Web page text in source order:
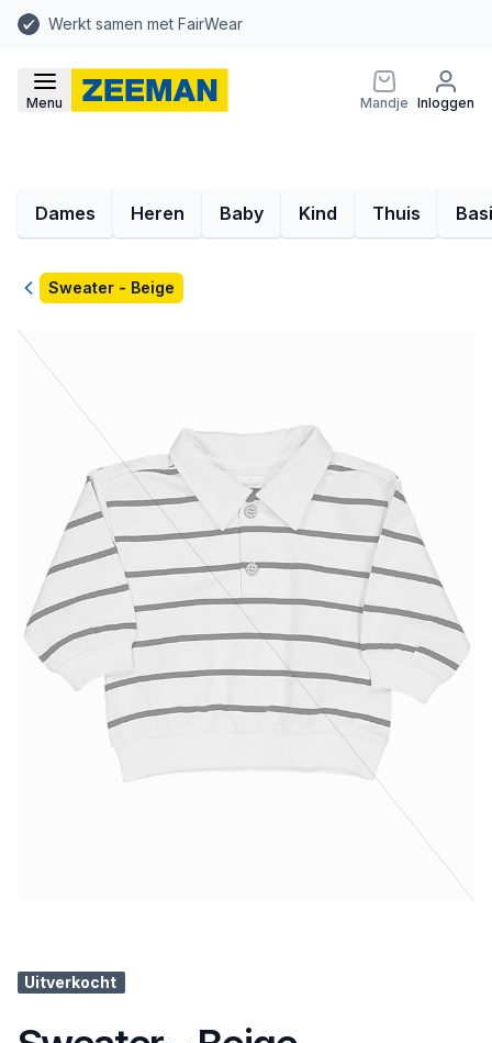
Werkt samen met FairWear
Menu Mandje Inloggen
Dames Heren Baby Kind Thuis
TerugSweater - Beige
Uitverkocht